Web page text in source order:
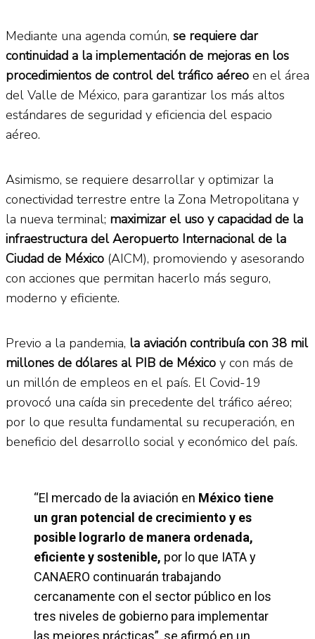
Mediante una agenda común, se requiere dar
continuidad a la implementación de mejoras en los
procedimientos de control del tráfico aéreo en el área
del Valle de México, para garantizar los más altos
estándares de seguridad y eficiencia del espacio
aéreo.
Asimismo, se requiere desarrollar y optimizar la
conectividad terrestre entre la Zona Metropolitana y
la nueva terminal; maximizar el uso y capacidad de la
infraestructura del Aeropuerto Internacional de la
Ciudad de México (AICM), promoviendo y asesorando
con acciones que permitan hacerlo más seguro,
moderno y eficiente.
Previo a la pandemia, la aviación contribuía con 38 mil
millones de dólares al PIB de México y con más de
un millón de empleos en el país. El Covid-19
provocó una caída sin precedente del tráfico aéreo;
por lo que resulta fundamental su recuperación, en
beneficio del desarrollo social y económico del país.
“El mercado de la aviación en México tiene
un gran potencial de crecimiento y es
posible lograrlo de manera ordenada,
eficiente y sostenible, por lo que IATA y
CANAERO continuarán trabajando
cercanamente con el sector público en los
tres niveles de gobierno para implementar
las mejores prácticas”, se afirmó en un